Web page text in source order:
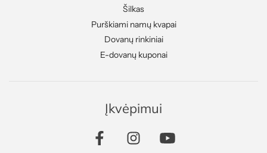
Šilkas
Purškiami namų kvapai
Dovanų rinkiniai
E-dovanų kuponai
Įkvėpimui